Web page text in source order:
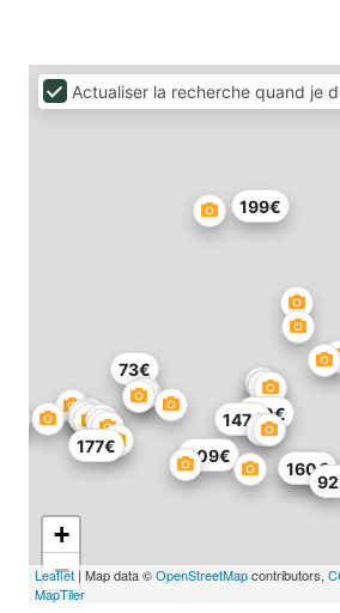
309€
160€
73€
160€
177€
147€170€
199€
+
−
Leaflet | Map data ©OpenStreetMapcontributors,
MapTiler
Actualiser la recherche quand je